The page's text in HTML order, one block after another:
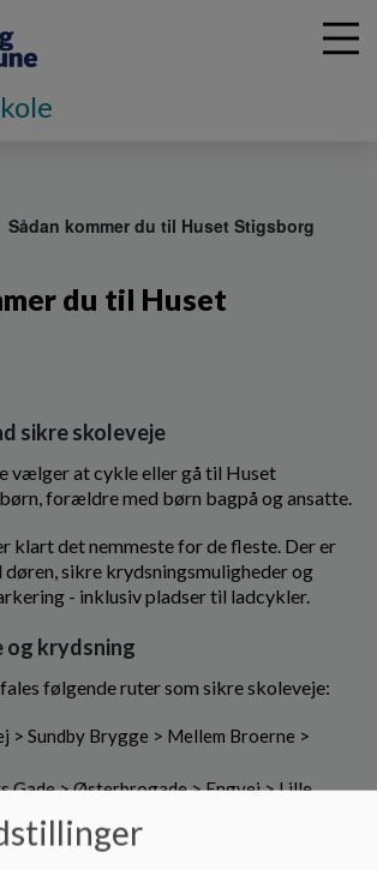
Sådan kommer du til Huset Stigsborg
du til Huset
sikre skoleveje
vælger at cykle eller gå til Huset
forældre med børn bagpå og ansatte.
klart det nemmeste for de fleste. Der er
sikre krydsningsmuligheder og
- inklusiv pladser til ladcykler.
og krydsning
følgende ruter som sikre skoleveje:
> Sundby Brygge > Mellem Broerne >
Gade > Østerbrogade > Engvej > Lille
Syrestien
> Østergade > Engvej > Stigsborg Bygade